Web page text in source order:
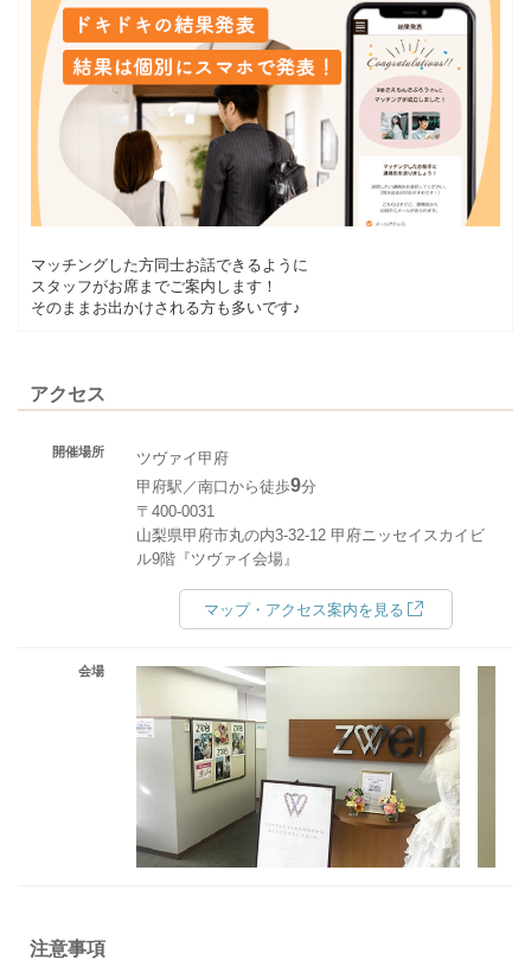
マッチングした方同士お話できるように
スタッフがお席までご案内します！
そのままお出かけされる方も多いです♪
アクセス
開催場所
ツヴァイ甲府
甲府駅／南口から徒歩9分
〒400-0031
山梨県甲府市丸の内3-32-12 甲府ニッセイスカイビ
ル9階『ツヴァイ会場』
マップ・アクセス案内を見る
会場
注意事項